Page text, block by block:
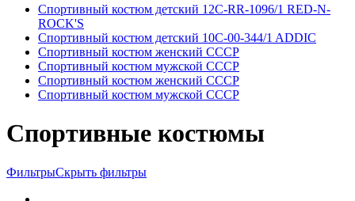
Спортивный костюм детский 12C-RR-1096/1 RED-N-
ROCK'S
Спортивный костюм детский 10C-00-344/1 ADDIC
Спортивный костюм женский СССР
Спортивный костюм мужской СССР
Спортивный костюм женский СССР
Спортивный костюм мужской СССР
Спортивные костюмы
ФильтрыСкрыть фильтры